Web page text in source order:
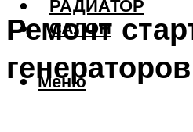
РАДИАТОР
САЛОН
Меню
Ремонт